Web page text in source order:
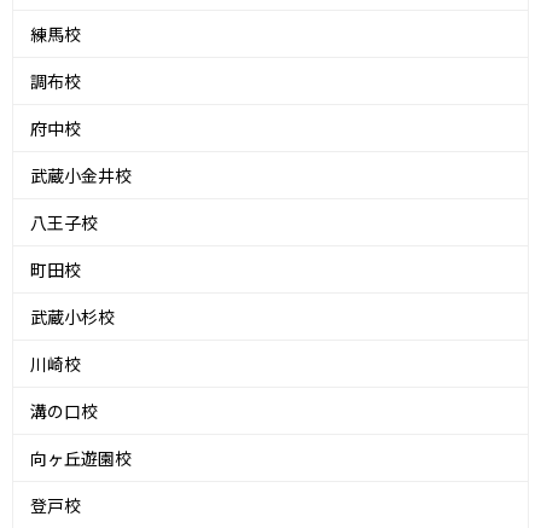
練馬校
調布校
府中校
武蔵小金井校
八王子校
町田校
武蔵小杉校
川崎校
溝の口校
向ヶ丘遊園校
登戸校